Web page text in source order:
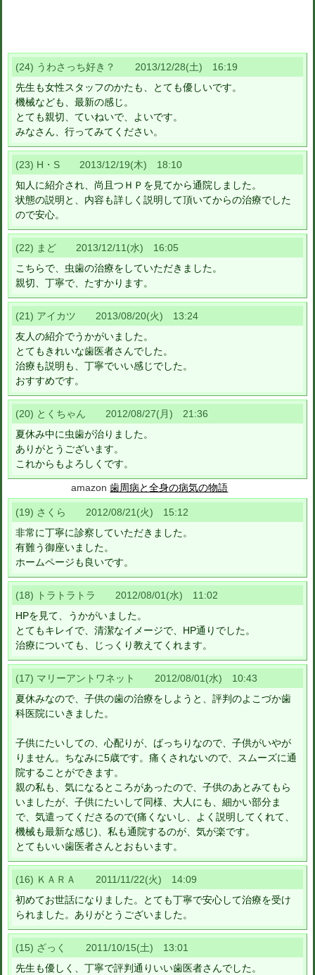
(24) うわさっち好き？ 2013/12/28(土) 16:19
先生も女性スタッフのかたも、とても優しいです。
機械なども、最新の感じ。
とても親切、ていねいで、よいです。
みなさん、行ってみてください。
(23) H・S 2013/12/19(木) 18:10
知人に紹介され、尚且つＨＰを見てから通院しました。
状態の説明と、内容も詳しく説明して頂いてからの治療でした
ので安心。
(22) まど 2013/12/11(水) 16:05
こちらで、虫歯の治療をしていただきました。
親切、丁寧で、たすかります。
(21) アイカツ 2013/08/20(火) 13:24
友人の紹介でうかがいました。
とてもきれいな歯医者さんでした。
治療も説明も、丁寧でいい感じでした。
おすすめです。
(20) とくちゃん 2012/08/27(月) 21:36
夏休み中に虫歯が治りました。
ありがとうございます。
これからもよろしくです。
amazon歯周病と全身の病気の物語
(19) さくら 2012/08/21(火) 15:12
非常に丁寧に診察していただきました。
有難う御座いました。
ホームページも良いです。
(18) トラトラトラ 2012/08/01(水) 11:02
HPを見て、うかがいました。
とてもキレイで、清潔なイメージで、HP通りでした。
治療についても、じっくり教えてくれます。
(17) マリーアントワネット 2012/08/01(水) 10:43
夏休みなので、子供の歯の治療をしようと、評判のよこづか歯
科医院にいきました。
子供にたいしての、心配りが、ばっちりなので、子供がいやが
りません。ちなみに5歳です。痛くされないので、スムーズに通
院することができます。
親の私も、気になるところがあったので、子供のあとみてもら
いましたが、子供にたいして同様、大人にも、細かい部分ま
で、気遣ってくださるので(痛くないし、よく説明してくれて、
機械も最新な感じ)、私も通院するのが、気が楽です。
とてもいい歯医者さんとおもいます。
(16) ＫＡＲＡ 2011/11/22(火) 14:09
初めてお世話になりました。とても丁寧で安心して治療を受け
られました。ありがとうございました。
(15) ざっく 2011/10/15(土) 13:01
先生も優しく、丁寧で評判通りいい歯医者さんでした。